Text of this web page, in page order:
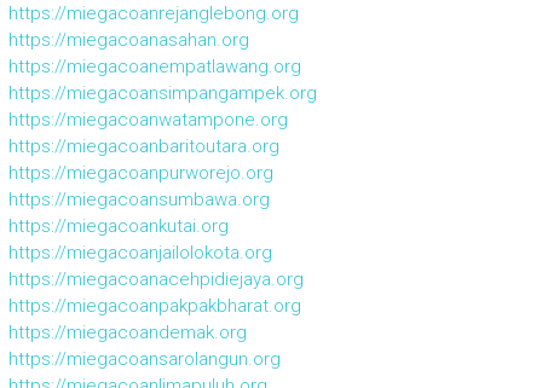
https://miegacoanrejanglebong.org
https://miegacoanasahan.org
https://miegacoanempatlawang.org
https://miegacoansimpangampek.org
https://miegacoanwatampone.org
https://miegacoanbaritoutara.org
https://miegacoanpurworejo.org
https://miegacoansumbawa.org
https://miegacoankutai.org
https://miegacoanjailolokota.org
https://miegacoanacehpidiejaya.org
https://miegacoanpakpakbharat.org
https://miegacoandemak.org
https://miegacoansarolangun.org